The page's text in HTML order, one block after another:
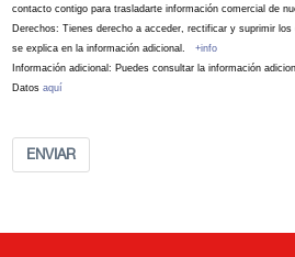
contacto contigo para trasladarte información comercial de
Derechos: Tienes derecho a acceder, rectificar y suprimir
se explica en la información adicional. +info
Información adicional: Puedes consultar la información
Datos aquí
ENVIAR